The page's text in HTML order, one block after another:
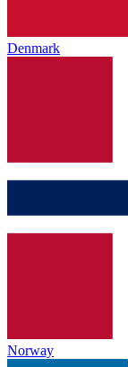
Denmark
Norway